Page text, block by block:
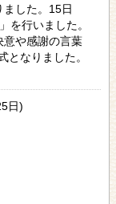
した。15日
を行いました。
意や感謝の言葉
となりました。
日)